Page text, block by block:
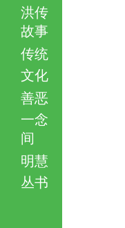
洪传
故事
传统
文化
善恶
一念
间
明慧
丛书